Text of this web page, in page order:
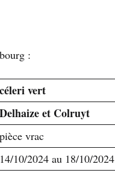
:
céleri vert
Delhaize et Colruyt
pièce vrac
14/10/2024 au 18/10/2024